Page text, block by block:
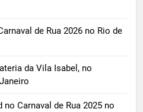
de Rua 2026 no Rio de
da Vila Isabel, no
Carnaval de Rua 2025 no